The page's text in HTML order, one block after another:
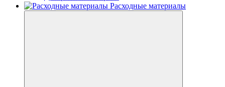
Расходные материалы